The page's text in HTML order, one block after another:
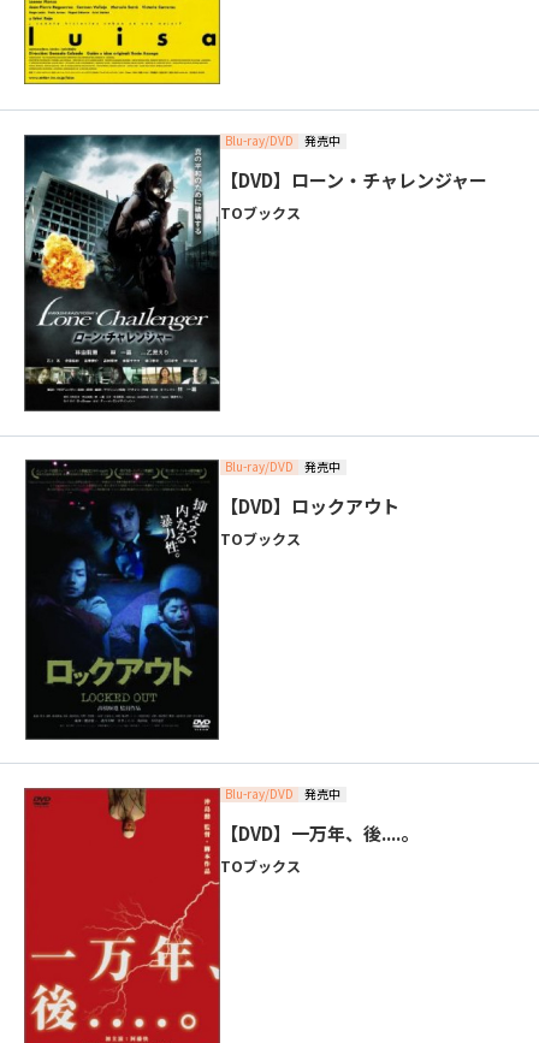
Blu-ray/DVD 発売中
【DVD】ローン・チャレンジャー
TOブックス
Blu-ray/DVD 発売中
【DVD】ロックアウト
TOブックス
Blu-ray/DVD 発売中
【DVD】一万年、後....。
TOブックス